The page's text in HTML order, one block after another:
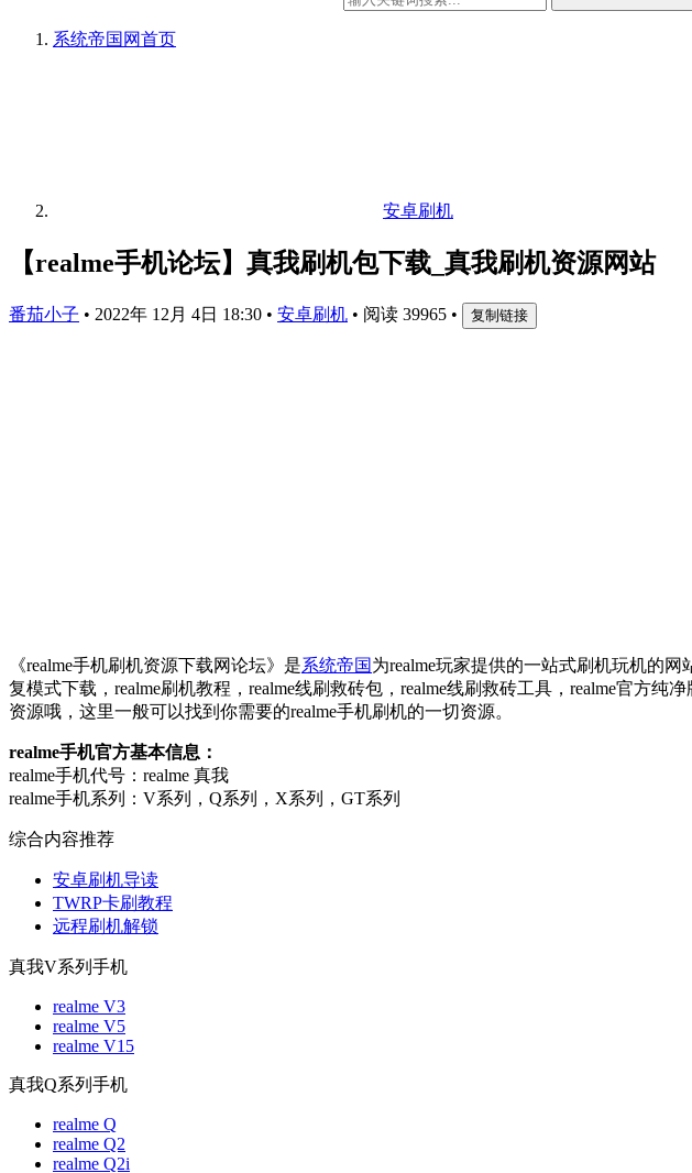
系统帝国网首页
安卓刷机
【realme手机论坛】真我刷机包下载_真我刷机资源网站
番茄小子 • 2022年 12月 4日 18:30 • 安卓刷机 • 阅读 39965 • 复制链接
《realme手机刷机资源下载网论坛》是系统帝国为realme玩家提供的一站式刷机玩机的网
复模式下载，realme刷机教程，realme线刷救砖包，realme线刷救砖工具，realme官方
资源哦，这里一般可以找到你需要的realme手机刷机的一切资源。
realme手机官方基本信息：
realme手机代号：realme 真我
realme手机系列：V系列，Q系列，X系列，GT系列
综合内容推荐
安卓刷机导读
TWRP卡刷教程
远程刷机解锁
真我V系列手机
realme V3
realme V5
realme V15
真我Q系列手机
realme Q
realme Q2
realme Q2i